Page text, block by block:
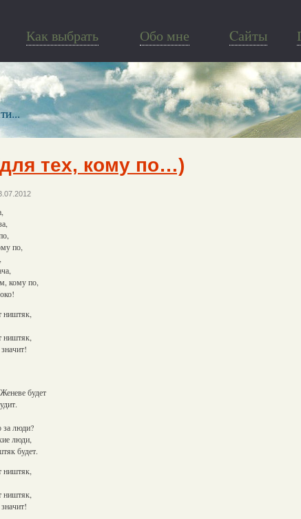
Как выбрать Обо мне Cайты
тех, кому по…)
по,
кому по,
ништяк,
ништяк,
будет
люди?
люди,
будет.
ништяк,
ништяк,